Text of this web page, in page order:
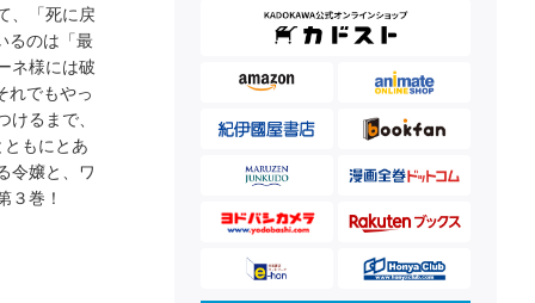
、「死に戻
るのは「最
ネ様には破
でもやっ
るまで、
もにとあ
令嬢と、ワ
３巻！